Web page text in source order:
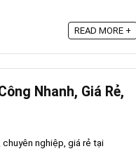
READ MORE +
Nhanh, Giá Rẻ,
nghiệp, giá rẻ tại